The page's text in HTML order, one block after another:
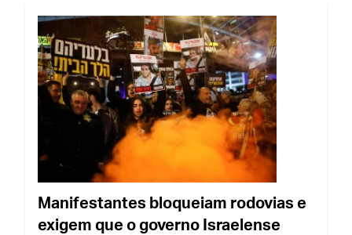
Manifestantes bloqueiam rodovias e
exigem que o governo Israelense